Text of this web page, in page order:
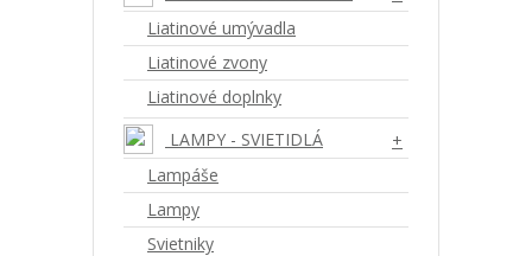
Liatinové umývadla
Liatinové zvony
Liatinové doplnky
LAMPY - SVIETIDLÁ
+
Lampáše
Lampy
Svietniky